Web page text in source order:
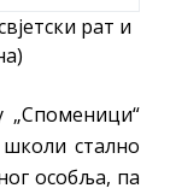
рат и
„Споменици“
стално
особља, па